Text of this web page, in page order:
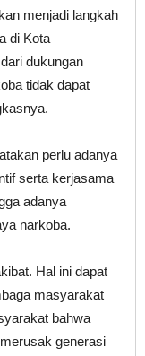
menjadi langkah
di Kota
dukungan
tidak dapat
perlu adanya
serta kerjasama
adanya
narkoba.
Hal ini dapat
masyarakat
bahwa
generasi